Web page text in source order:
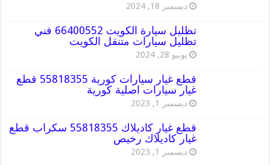
ديسمبر 18, 2024
تظليل سيارة الكويت 66400552 فني
تظليل سيارات متنقل الكويت
يونيو 28, 2024
قطع غيار سيارات كورية 55818355 قطع
غيار سيارات اصلية كورية
ديسمبر 1, 2023
قطع غيار كاديلاك 55818355 سكراب قطع
غيار كاديلاك رخيص
ديسمبر 1, 2023